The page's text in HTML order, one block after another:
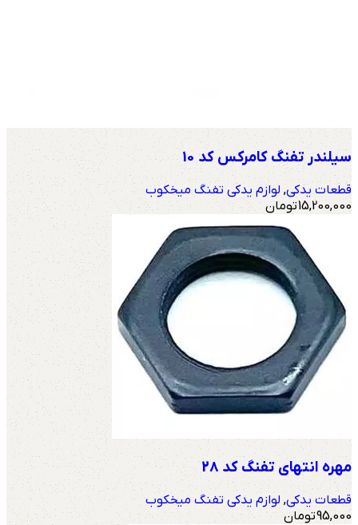
سیلندر تفنگ کامرکس کد 10
قطعات یدکی,لوازم یدکی تفنگ میخکوب
15,200,000تومان
مهره انتهای تفنگ کد 28
قطعات یدکی,لوازم یدکی تفنگ میخکوب
95,000تومان